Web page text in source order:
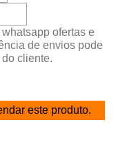
ofertas e
de envios pode
cliente.
este produto.